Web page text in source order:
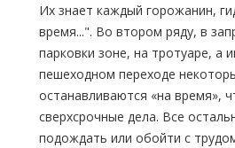
Их знает каждый горожанин,
время...". Во втором ряду, в
парковки зоне, на тротуаре, а
пешеходном переходе
останавливаются «на время»,
сверхсрочные дела. Все
подождать или обойти с